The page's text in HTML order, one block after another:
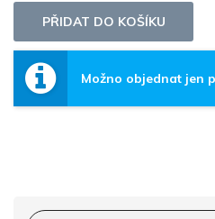
Možno objednat jen